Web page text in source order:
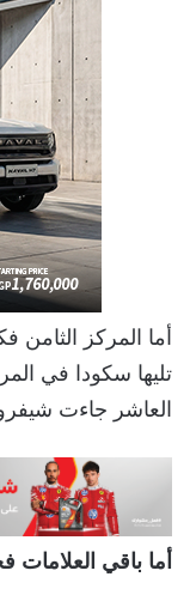
العاشر جاءت شيفروليه
أما باقي العلامات